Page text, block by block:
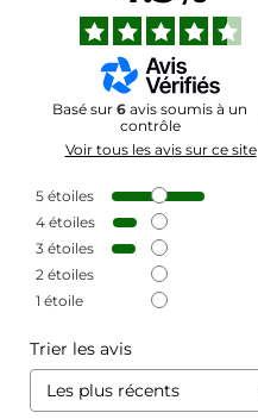
Basé sur 6 avis soumis à un
contrôle
Voir tous les avis sur ce site
5 étoiles
4 étoiles
3 étoiles
2 étoiles
1 étoile
Trier les avis